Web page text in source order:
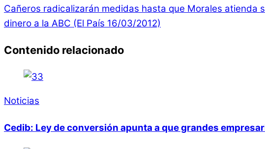
Cañeros radicalizarán medidas hasta que Morales atienda
dinero a la ABC (El País 16/03/2012)
Contenido relacionado
Noticias
Cedib: Ley de conversión apunta a que grandes